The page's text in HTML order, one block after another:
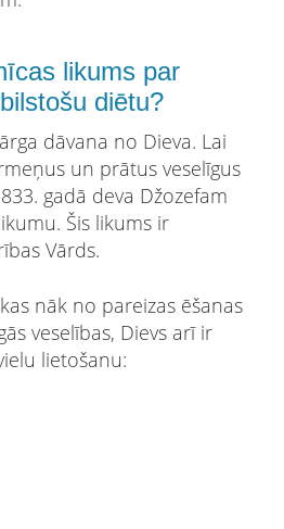
likums par
diētu?
dāvana no Dieva. Lai
un prātus veselīgus
gadā deva Džozefam
Šis likums ir
Vārds.
nāk no pareizas ēšanas
veselības, Dievs arī ir
lietošanu: